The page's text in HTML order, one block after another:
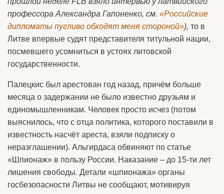
профессора Александра Гапоненко, см. «Российские
дипломаты пугливо обходят меня стороной»), то в
Литве впервые судят представителя титульной нации,
посмевшего усомниться в устоях литовской
государственности.
Палецкис был арестован год назад, причём больше
месяца о задержании не было известно друзьям и
единомышленникам. Человек просто исчез (потом
выяснилось, что с отца политика, которого поставили в
известность насчёт ареста, взяли подписку о
неразглашении). Альгирдаса обвиняют по статье
«Шпионаж» в пользу России. Наказание – до 15-ти лет
лишения свободы. Детали «шпионажа» органы
госбезопасности Литвы не сообщают, мотивируя